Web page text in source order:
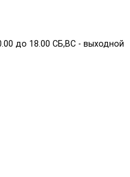
до 18.00 СБ,ВС - выходной